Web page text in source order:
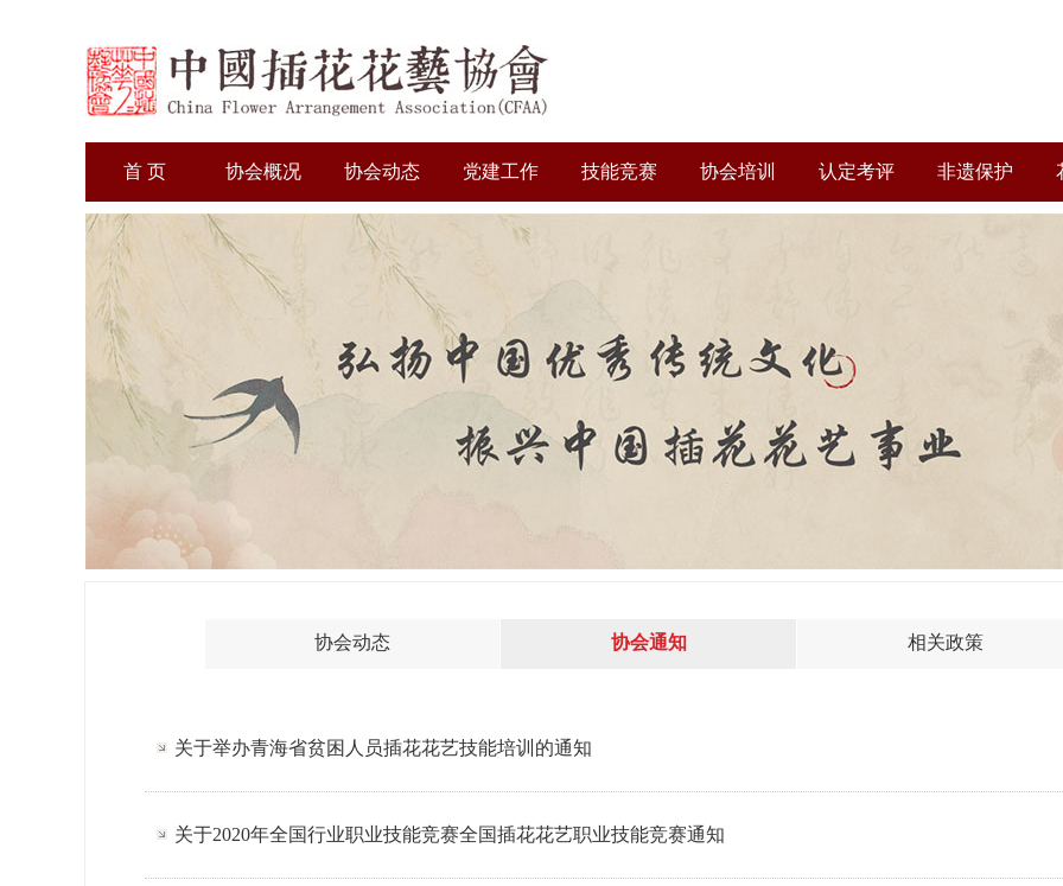
首 页 协会概况 协会动态 党建工作 技能竞赛 协会培训 认定考评 非遗保护
协会动态 协会通知 相关政策
关于举办青海省贫困人员插花花艺技能培训的通知
关于2020年全国行业职业技能竞赛全国插花花艺职业技能竞赛通知